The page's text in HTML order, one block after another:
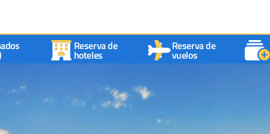
Reserva de
hoteles
Reserva de
vuelos